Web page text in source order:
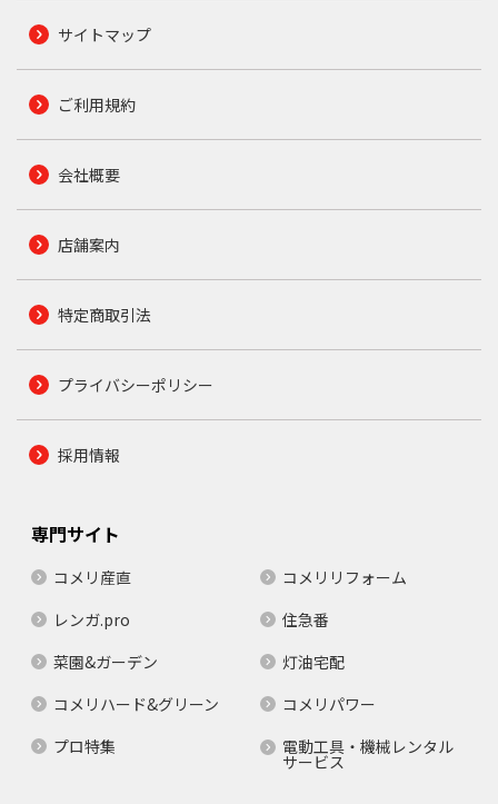
サイトマップ
ご利用規約
会社概要
店舗案内
特定商取引法
プライバシーポリシー
採用情報
専門サイト
コメリ産直
コメリリフォーム
レンガ.pro
住急番
菜園&ガーデン
灯油宅配
コメリハード&グリーン
コメリパワー
プロ特集
電動工具・機械レンタル
サービス